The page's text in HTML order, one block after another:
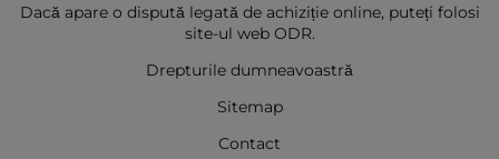
Dacă apare o dispută legată de achiziție online, puteți folosi
site-ul web ODR.
Drepturile dumneavoastră
Sitemap
Contact